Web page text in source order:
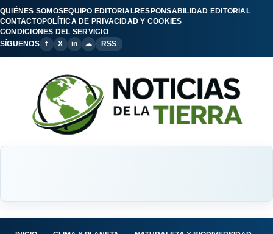
QUIÉNES SOMOSEQUIPO EDITORIALRESPONSABILIDAD EDITORIAL
CONTACTOPOLÍTICA DE PRIVACIDAD Y COOKIES
CONDICIONES DEL SERVICIO
SÍGUENOS
f X in ☁ RSS